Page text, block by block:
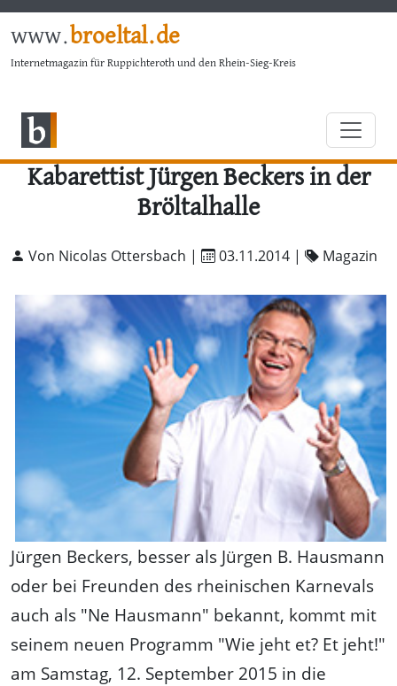
www.broeltal.de
Internetmagazin für Ruppichteroth und den Rhein-Sieg-Kreis
Kabarettist Jürgen Beckers in der
Bröltalhalle
Von Nicolas Ottersbach | 03.11.2014 | Magazin
Jürgen Beckers, besser als Jürgen B. Hausmann
oder bei Freunden des rheinischen Karnevals
auch als "Ne Hausmann" bekannt, kommt mit
seinem neuen Programm "Wie jeht et? Et jeht!"
am Samstag, 12. September 2015 in die